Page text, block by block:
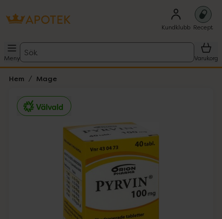
Kundklubb Recept
Meny
Sök
Varukorg
Hem Mage
Lista: . Innehåller 1 objekt.
Hoppa över Lista